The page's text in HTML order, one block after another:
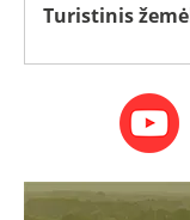
Turistinis